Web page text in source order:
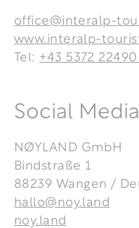
office@interalp-
www.interalp-
Tel:+43 5372
Social
NØYLAND GmbH
Bindstraße 1
88239 Wangen /
hallo@noy.land
noy.land